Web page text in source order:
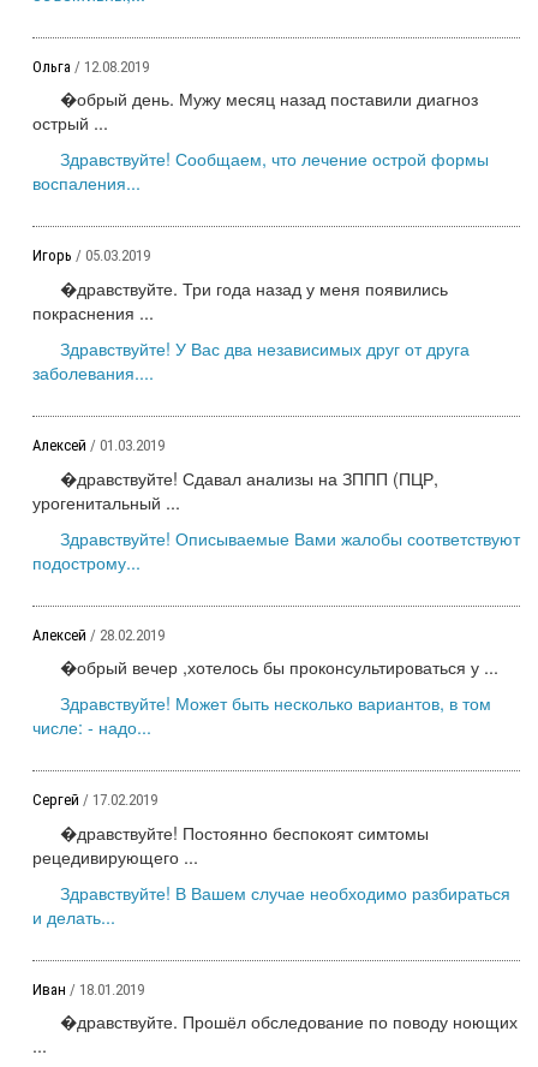
Ольга / 12.08.2019
�обрый день. Мужу месяц назад поставили диагноз
острый ...
Здравствуйте! Сообщаем, что лечение острой формы
воспаления...
Игорь / 05.03.2019
�дравствуйте. Три года назад у меня появились
покраснения ...
Здравствуйте! У Вас два независимых друг от друга
заболевания....
Алексей / 01.03.2019
�дравствуйте! Сдавал анализы на ЗППП (ПЦР,
урогенитальный ...
Здравствуйте! Описываемые Вами жалобы соответствуют
подострому...
Алексей / 28.02.2019
�обрый вечер ,хотелось бы проконсультироваться у ...
Здравствуйте! Может быть несколько вариантов, в том
числе: - надо...
Сергей / 17.02.2019
�дравствуйте! Постоянно беспокоят симтомы
рецедивирующего ...
Здравствуйте! В Вашем случае необходимо разбираться
и делать...
Иван / 18.01.2019
�дравствуйте. Прошёл обследование по поводу ноющих
...